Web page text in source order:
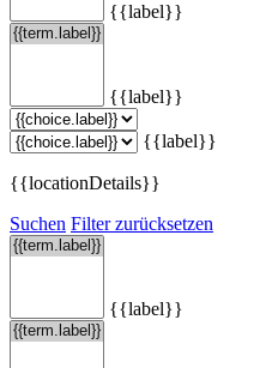
{{label}}
{{label}}
{{label}}
{{locationDetails}}
Suchen Filter zurücksetzen
{{label}}